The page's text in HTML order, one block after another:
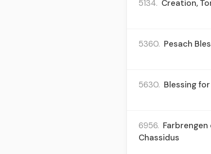
5134. Creation,
5360. Pesach
5630. Blessing
6956.
Chassidus